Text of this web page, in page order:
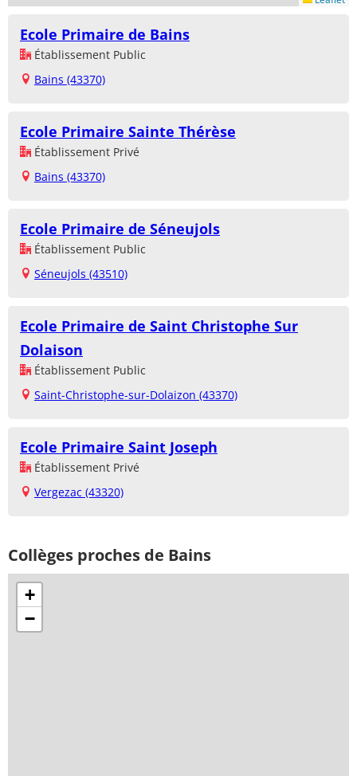
Ecole Primaire de Bains
Établissement Public
Bains (43370)
Ecole Primaire Sainte Thérèse
Établissement Privé
Bains (43370)
Ecole Primaire de Séneujols
Établissement Public
Séneujols (43510)
Ecole Primaire de Saint Christophe Sur
Dolaison
Établissement Public
Saint-Christophe-sur-Dolaizon (43370)
Ecole Primaire Saint Joseph
Établissement Privé
Vergezac (43320)
Collèges proches de Bains
+
−